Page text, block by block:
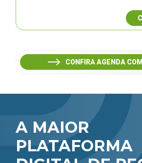
CONFIRA AGENDA
A MAIOR
PLATAFORMA